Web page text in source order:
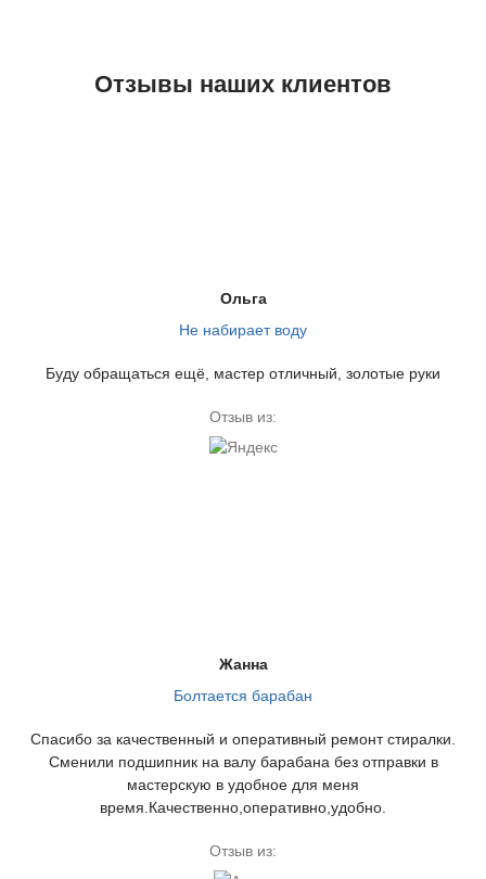
Отзывы наших клиентов
Ольга
Не набирает воду
Буду обращаться ещё, мастер отличный, золотые руки
Отзыв из:
Жанна
Болтается барабан
Спасибо за качественный и оперативный ремонт стиралки.
Сменили подшипник на валу барабана без отправки в
мастерскую в удобное для меня
время.Качественно,оперативно,удобно.
Отзыв из: